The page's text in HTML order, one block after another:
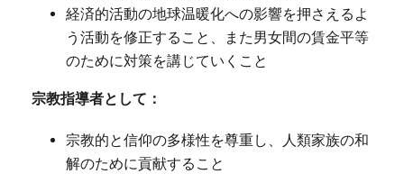
経済的活動の地球温暖化への影響を押さえるよ
う活動を修正すること、また男女間の賃金平等
のために対策を講じていくこと
宗教指導者として：
宗教的と信仰の多様性を尊重し、人類家族の和
解のために貢献すること